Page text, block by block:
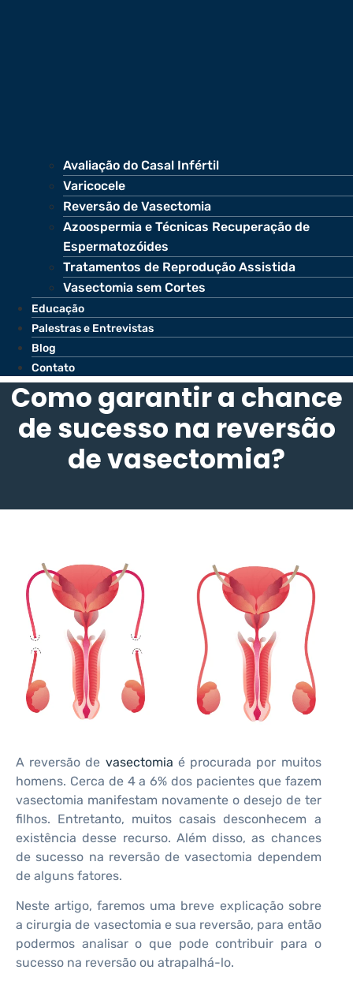
Avaliação do Casal Infértil
Varicocele
Reversão de Vasectomia
Azoospermia e Técnicas Recuperação de
Espermatozóides
Tratamentos de Reprodução Assistida
Vasectomia sem Cortes
Educação
Palestras e Entrevistas
Blog
Contato
Como garantir a chance
de sucesso na reversão
de vasectomia?
A reversão de vasectomia é procurada por muitos
homens. Cerca de 4 a 6% dos pacientes que fazem
vasectomia manifestam novamente o desejo de ter
filhos. Entretanto, muitos casais desconhecem a
existência desse recurso. Além disso, as chances
de sucesso na reversão de vasectomia dependem
de alguns fatores.
Neste artigo, faremos uma breve explicação sobre
a cirurgia de vasectomia e sua reversão, para então
podermos analisar o que pode contribuir para o
sucesso na reversão ou atrapalhá-lo.